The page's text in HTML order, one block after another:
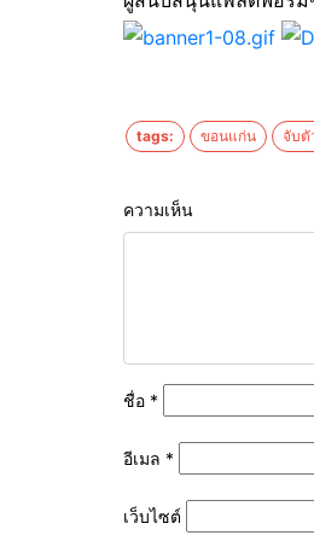
tags: ขอนแก่น จับตั
ความเห็น
ชื่อ *
อีเมล *
เว็บไซต์